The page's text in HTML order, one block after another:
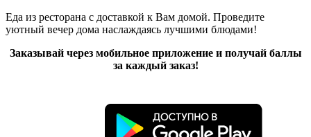
Еда из ресторана с доставкой к Вам домой. Проведите
уютный вечер дома наслаждаясь лучшими блюдами!
Заказывай через мобильное приложение и получай баллы
за каждый заказ!